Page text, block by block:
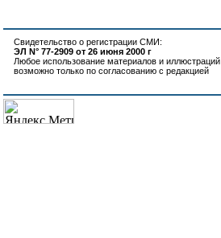
Свидетельство о регистрации СМИ:
ЭЛ N° 77-2909 от 26 июня 2000 г
Любое использование материалов и иллюстраций
возможно только по согласованию с редакцией